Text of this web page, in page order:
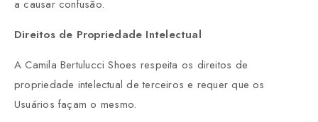
a causar confusão.
Direitos de Propriedade Intelectual
A Camila Bertulucci Shoes respeita os direitos de
propriedade intelectual de terceiros e requer que os
Usuários façam o mesmo.